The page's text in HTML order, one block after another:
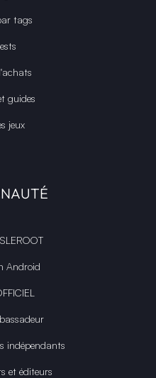
tags
guides
jeux
Android
indépendants
et éditeurs